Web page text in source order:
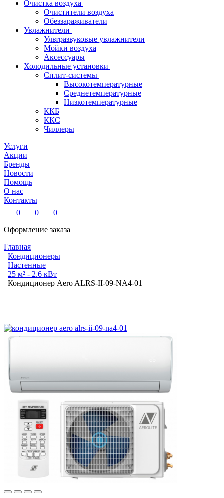
Очистка воздуха
Очистители воздуха
Обеззараживатели
Увлажнители
Ультразвуковые увлажнители
Мойки воздуха
Аксессуары
Холодильные установки
Сплит-системы
Высокотемпературные
Среднетемпературные
Низкотемпературные
ККБ
ККС
Чиллеры
Услуги
Акции
Бренды
Новости
Помощь
О нас
Контакты
0
0
0
Оформление заказа
Главная
Кондиционеры
Настенные
25 м² - 2.6 кВт
Кондиционер Aero ALRS-II-09-NA4-01